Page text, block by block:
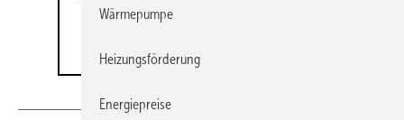
Wärmepumpe
Heizungsförderung
Energiepreise